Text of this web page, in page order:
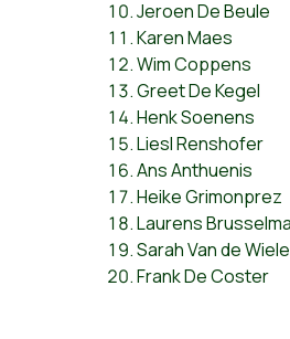
Jeroen De Beule
Karen Maes
Wim Coppens
Greet De Kegel
Henk Soenens
Liesl Renshofer
Ans Anthuenis
Heike Grimonprez
Laurens
Sarah Van de Wiele
Frank De Coster